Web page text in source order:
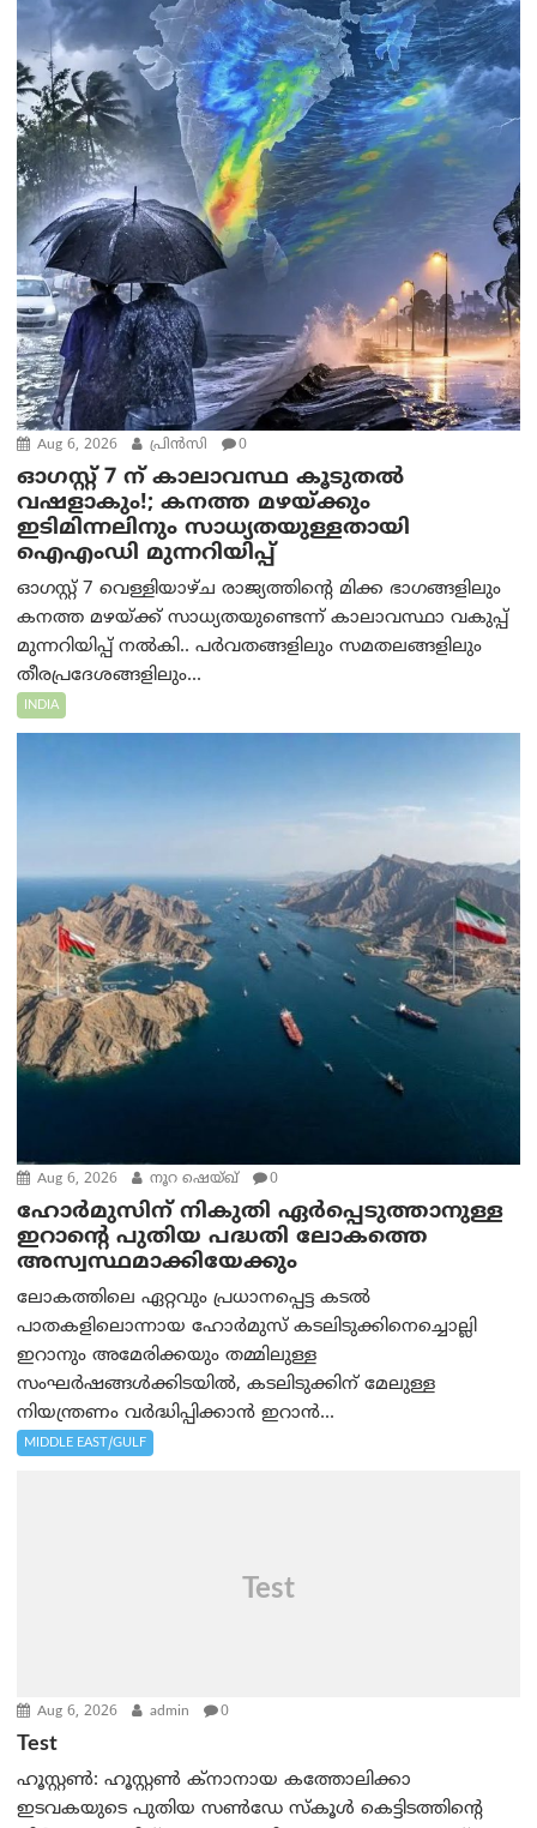
Aug 6, 2026 പ്രിന്‍സി 0
ഓഗസ്റ്റ് 7 ന് കാലാവസ്ഥ കൂടുതൽ
വഷളാകും!; കനത്ത മഴയ്ക്കും
ഇടിമിന്നലിനും സാധ്യതയുള്ളതായി
ഐഎംഡി മുന്നറിയിപ്പ്
ഓഗസ്റ്റ് 7 വെള്ളിയാഴ്ച രാജ്യത്തിന്റെ മിക്ക ഭാഗങ്ങളിലും
കനത്ത മഴയ്ക്ക് സാധ്യതയുണ്ടെന്ന് കാലാവസ്ഥാ വകുപ്പ്
മുന്നറിയിപ്പ് നൽകി.. പർവതങ്ങളിലും സമതലങ്ങളിലും
തീരപ്രദേശങ്ങളിലും...
INDIA
Aug 6, 2026 നൂറ ഷെയ്ഖ് 0
ഹോർമുസിന് നികുതി ഏർപ്പെടുത്താനുള്ള
ഇറാന്റെ പുതിയ പദ്ധതി ലോകത്തെ
അസ്വസ്ഥമാക്കിയേക്കും
ലോകത്തിലെ ഏറ്റവും പ്രധാനപ്പെട്ട കടൽ
പാതകളിലൊന്നായ ഹോർമുസ് കടലിടുക്കിനെച്ചൊല്ലി
ഇറാനും അമേരിക്കയും തമ്മിലുള്ള
സംഘർഷങ്ങൾക്കിടയിൽ, കടലിടുക്കിന് മേലുള്ള
നിയന്ത്രണം വർദ്ധിപ്പിക്കാൻ ഇറാൻ...
MIDDLE EAST/GULF
Test
Aug 6, 2026 admin 0
Test
ഹൂസ്റ്റൺ: ഹൂസ്റ്റൺ ക്നാനായ കത്തോലിക്കാ
ഇടവകയുടെ പുതിയ സൺഡേ സ്കൂൾ കെട്ടിടത്തിന്റെ